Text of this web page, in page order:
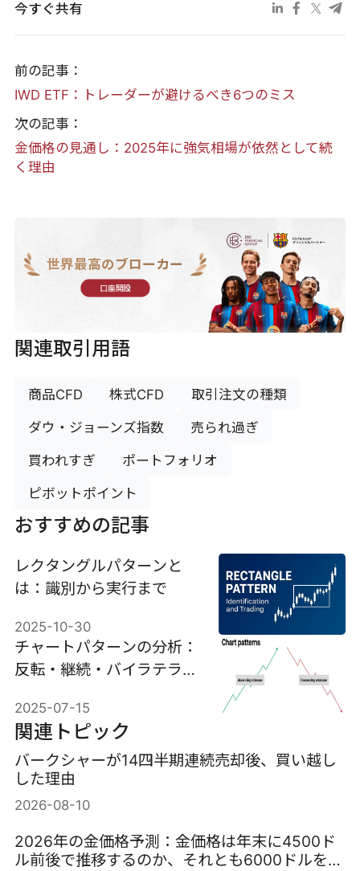
今すぐ共有
前の記事：
IWD ETF：トレーダーが避けるべき6つのミス
次の記事：
金価格の見通し：2025年に強気相場が依然として続
く理由
世界最高のブローカー
口座開設
関連取引用語
商品CFD 株式CFD 取引注文の種類
ダウ・ジョーンズ指数 売られ過ぎ
買われすぎ ポートフォリオ
ピボットポイント
おすすめの記事
レクタングルパターンと
は：識別から実行まで
2025-10-30
チャートパターンの分析：
反転・継続・バイラテラル
2025-07-15
関連トピック
バークシャーが14四半期連続売却後、買い越し
した理由
2026-08-10
2026年の金価格予測：金価格は年末に4500ド
ル前後で推移するのか、それとも6000ドルを超